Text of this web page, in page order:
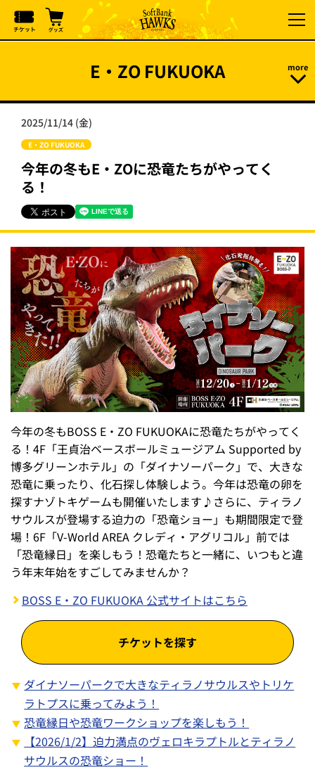
E・ZO FUKUOKA
2025/11/14 (金)
E・ZO FUKUOKA
今年の冬もE・ZOに恐竜たちがやってく
る！
今年の冬もBOSS E・ZO FUKUOKAに恐竜たちがやってく
る！4F「王貞治ベースボールミュージアム Supported by
博多グリーンホテル」の「ダイナソーパーク」で、大きな
恐竜に乗ったり、化石探し体験しよう。今年は恐竜の卵を
探すナゾトキゲームも開催いたします♪さらに、ティラノ
サウルスが登場する迫力の「恐竜ショー」も期間限定で登
場！6F「V-World AREA クレディ・アグリコル」前では
「恐竜縁日」を楽しもう！恐竜たちと一緒に、いつもと違
う年末年始をすごしてみませんか？
BOSS E・ZO FUKUOKA 公式サイトはこちら
チケットを探す
ダイナソーパークで大きなティラノサウルスやトリケ
ラトプスに乗ってみよう！
恐竜縁日や恐竜ワークショップを楽しもう！
【2026/1/2】迫力満点のヴェロキラプトルとティラノ
サウルスの恐竜ショー！